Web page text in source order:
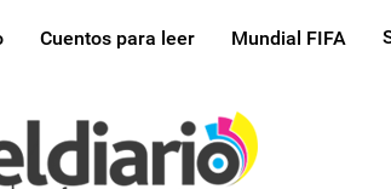
Cuentos para leer Mundial FIFA